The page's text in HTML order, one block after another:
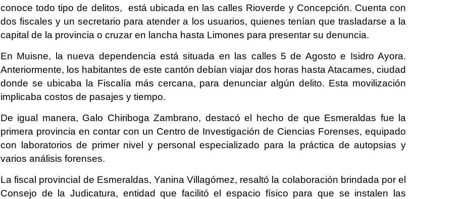
conoce todo tipo de delitos, está ubicada en las calles Rioverde y Concepción. Cuenta con
dos fiscales y un secretario para atender a los usuarios, quienes tenían que trasladarse a la
capital de la provincia o cruzar en lancha hasta Limones para presentar su denuncia.
En Muisne, la nueva dependencia está situada en las calles 5 de Agosto e Isidro Ayora.
Anteriormente, los habitantes de este cantón debían viajar dos horas hasta Atacames, ciudad
donde se ubicaba la Fiscalía más cercana, para denunciar algún delito. Esta movilización
implicaba costos de pasajes y tiempo.
De igual manera, Galo Chiriboga Zambrano, destacó el hecho de que Esmeraldas fue la
primera provincia en contar con un Centro de Investigación de Ciencias Forenses, equipado
con laboratorios de primer nivel y personal especializado para la práctica de autopsias y
varios análisis forenses.
La fiscal provincial de Esmeraldas, Yanina Villagómez, resaltó la colaboración brindada por el
Consejo de la Judicatura, entidad que facilitó el espacio físico para que se instalen las